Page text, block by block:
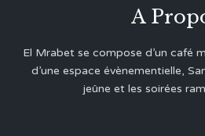
A
El Mrabet se compose d’un café
d’une espace évènementielle,
jeûne et les soirées